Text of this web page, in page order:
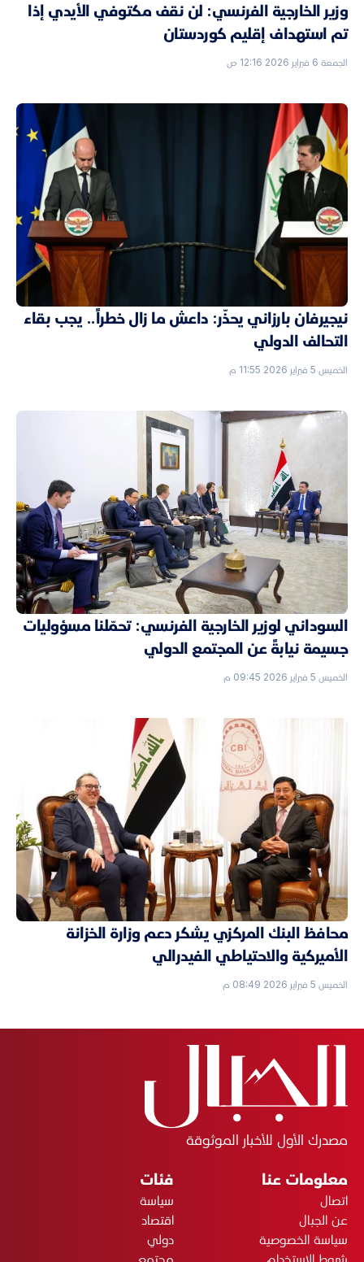
وزير الخارجية الفرنسي: لن نقف مكتوفي الأيدي إذا
تم استهداف إقليم كوردستان
الجمعة 6 فبراير 2026 12:16 ص
نيجيرفان بارزاني يحذّر: داعش ما زال خطراً.. يجب بقاء
التحالف الدولي
الخميس 5 فبراير 2026 11:55 م
السوداني لوزير الخارجية الفرنسي: تحمّلنا مسؤوليات
جسيمة نيابةً عن المجتمع الدولي
الخميس 5 فبراير 2026 09:45 م
محافظ البنك المركزي يشكر دعم وزارة الخزانة
الأميركية والاحتياطي الفيدرالي
الخميس 5 فبراير 2026 08:49 م
مصدرك الأول للأخبار الموثوقة
معلومات عنا
اتصال
عن الجبال
سياسة الخصوصية
شروط الاستخدام
فئات
سياسة
اقتصاد
دولي
مجتمع